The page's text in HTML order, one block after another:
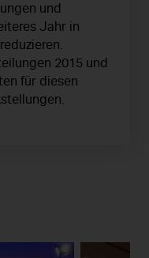
und
Jahr in
2015 und
für diesen